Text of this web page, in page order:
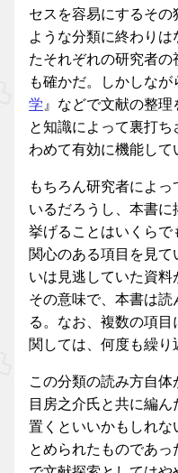
セスを容易にするそ
ような分類に終わりは
たそれぞれの研究者の
も確かだ。しかしな
学 』などで文献の整
と知識によって裏打
わめて有効に機能して
もちろん研究者によ
いるだろうし、本書
挙げることはいくらで
関心のある項目を見
いは見逃していた資料
その意味で、本書は
る。なお、複数の項
関しては、何度も繰り
この分類の読み方自
目房之介氏と共に編ん
置くといいかもしれな
とめられたものであ